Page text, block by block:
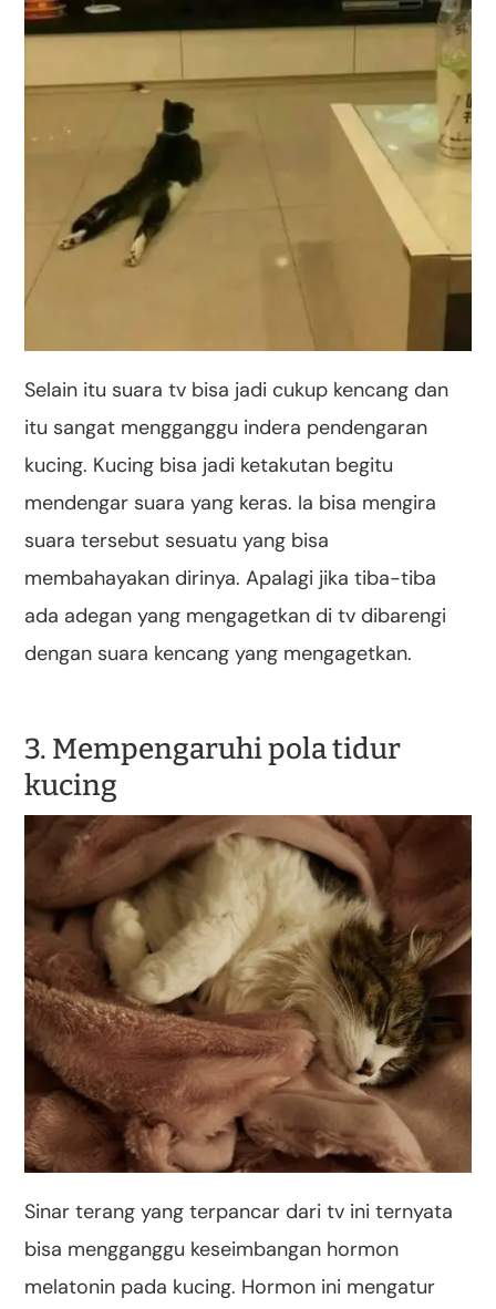
Selain itu suara tv bisa jadi cukup kencang dan
itu sangat mengganggu indera pendengaran
kucing. Kucing bisa jadi ketakutan begitu
mendengar suara yang keras. Ia bisa mengira
suara tersebut sesuatu yang bisa
membahayakan dirinya. Apalagi jika tiba-tiba
ada adegan yang mengagetkan di tv dibarengi
dengan suara kencang yang mengagetkan.
3. Mempengaruhi pola tidur
kucing
Sinar terang yang terpancar dari tv ini ternyata
bisa mengganggu keseimbangan hormon
melatonin pada kucing. Hormon ini mengatur